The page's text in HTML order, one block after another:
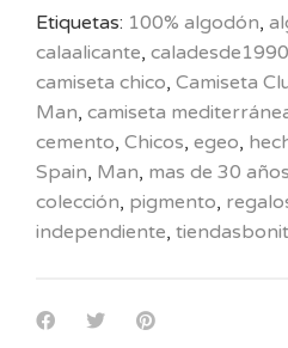
Etiquetas: 100% algodón,
calaalicante, caladesde1990
camiseta chico, Camiseta
Man, camiseta
cemento, Chicos, egeo,
Spain, Man, mas de 30 años
colección, pigmento,
independiente,